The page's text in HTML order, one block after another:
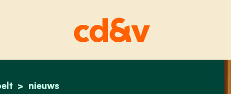
home nieuws
pelt wint creatief gezond-award met